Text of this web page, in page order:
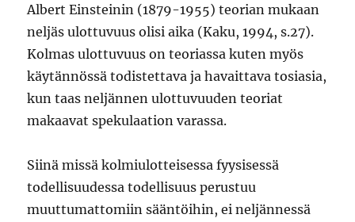
Albert Einsteinin (1879-1955) teorian mukaan
neljäs ulottuvuus olisi aika (Kaku, 1994, s.27).
Kolmas ulottuvuus on teoriassa kuten myös
käytännössä todistettava ja havaittava tosiasia,
kun taas neljännen ulottuvuuden teoriat
makaavat spekulaation varassa.
Siinä missä kolmiulotteisessa fyysisessä
todellisuudessa todellisuus perustuu
muuttumattomiin sääntöihin, ei neljännessä